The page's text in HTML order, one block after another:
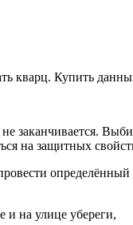
кварц. Купить
заканчивается.
на защитных
и на улице убереги,